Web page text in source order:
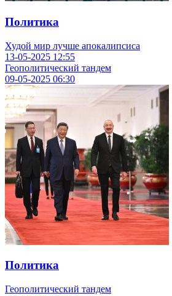
Политика
Худой мир лучше апокалипсиса
13-05-2025 12:55
Геополитический тандем
09-05-2025 06:30
Политика
Геополитический тандем